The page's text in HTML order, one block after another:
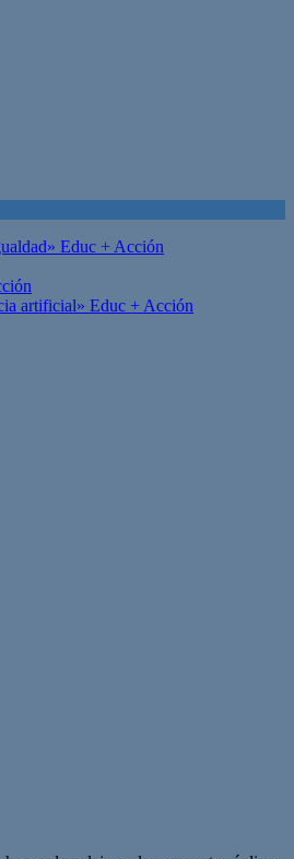
Educ + Acción
artificial» Educ + Acción